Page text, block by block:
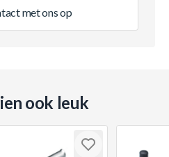
met ons op
ook leuk